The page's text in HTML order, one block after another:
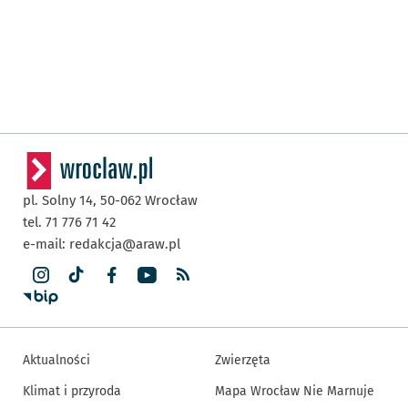
pl. Solny 14, 50-062 Wrocław
tel. 71 776 71 42
e-mail: redakcja@araw.pl
Aktualności
Klimat i przyroda
Zwierzęta
Mapa Wrocław Nie Marnuje